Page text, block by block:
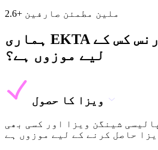
2.6+ ملین مطمئن صارفین
ہماری EKTA ٹریول انشورنس کس کے
لیے موزوں ہے؟
ویزا کا حصول
شینگن ویزا اور کسی بھی
حاصل کرنے کے لیے موزوں ہے